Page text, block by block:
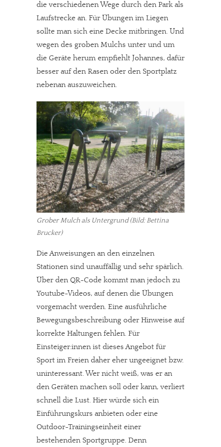
die verschiedenen Wege durch den Park als
Laufstrecke an. Für Übungen im Liegen
sollte man sich eine Decke mitbringen. Und
wegen des groben Mulchs unter und um
die Geräte herum empfiehlt Johannes, dafür
besser auf den Rasen oder den Sportplatz
nebenan auszuweichen.
Grober Mulch als Untergrund (Bild: Bettina
Brucker)
Die Anweisungen an den einzelnen
Stationen sind unauffällig und sehr spärlich.
Über den QR-Code kommt man jedoch zu
Youtube-Videos, auf denen die Übungen
vorgemacht werden. Eine ausführliche
Bewegungsbeschreibung oder Hinweise auf
korrekte Haltungen fehlen. Für
Einsteiger:innen ist dieses Angebot für
Sport im Freien daher eher ungeeignet bzw.
uninteressant. Wer nicht weiß, was er an
den Geräten machen soll oder kann, verliert
schnell die Lust. Hier würde sich ein
Einführungskurs anbieten oder eine
Outdoor-Trainingseinheit einer
bestehenden Sportgruppe. Denn